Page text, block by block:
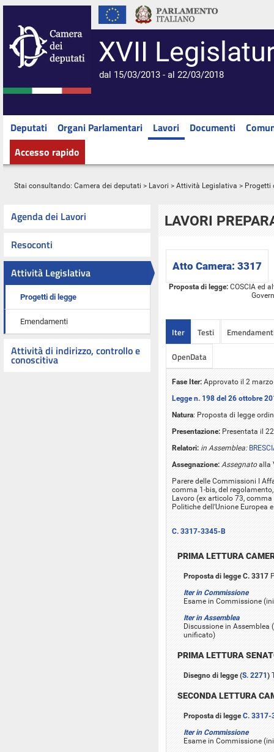
XVII
dal 15/03/2013 - al 22/03/2018
Deputati Organi Parlamentari Lavori Documenti
Accesso rapido
Stai consultando: Camera dei deputati > Lavori > Attività Legislativa > Progetti
Agenda dei Lavori
Resoconti
Attività Legislativa
Progetti di legge
Emendamenti
Attività di indirizzo, controllo e
conoscitiva
LAVORI
Atto Camera: 3317
Proposta di legge:COSCIA ed
Iter Testi
OpenData
Fase Iter: Approvato il 2
Legge n. 198 del 26 ottobre
Natura: Proposta di legge
Presentazione: Presentata il
Relatori: in Assemblea:
Assegnazione: Assegnatoalla
Parere delle Commissioni I
comma 1-bis, del
Lavoro (ex articolo 73,
Politiche dell'Unione Europea
C. 3317-3345-B
PRIMA LETTURA
Proposta di legge C. 3317
Iter in Commissione
Esame in Commissione
Iter in Assemblea
Discussione in
unificato)
PRIMA LETTURA
Disegno di legge (S. 2271)
SECONDA LETTURA
Proposta di leggeC. 3317-
Iter in Commissione
Esame in Commissione